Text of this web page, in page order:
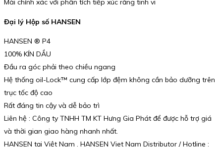
Mài chính xác với phân tích tiếp xúc răng tinh vi
Đại lý Hộp số HANSEN
HANSEN ® P4
100% KÍN DẦU
Đầu ra góc phải theo chiều ngang
Hệ thống oil-Lock™ cung cấp lớp đệm không cần bảo dưỡng trên
trục tốc độ cao
Rất đáng tin cậy và dễ bảo trì
Liên hệ : Công ty TNHH TM KT Hưng Gia Phát để được hỗ trợ giá
và thời gian giao hàng nhanh nhất.
HANSEN tại Việt Nam . HANSEN Viet Nam Distributor / Hotline :